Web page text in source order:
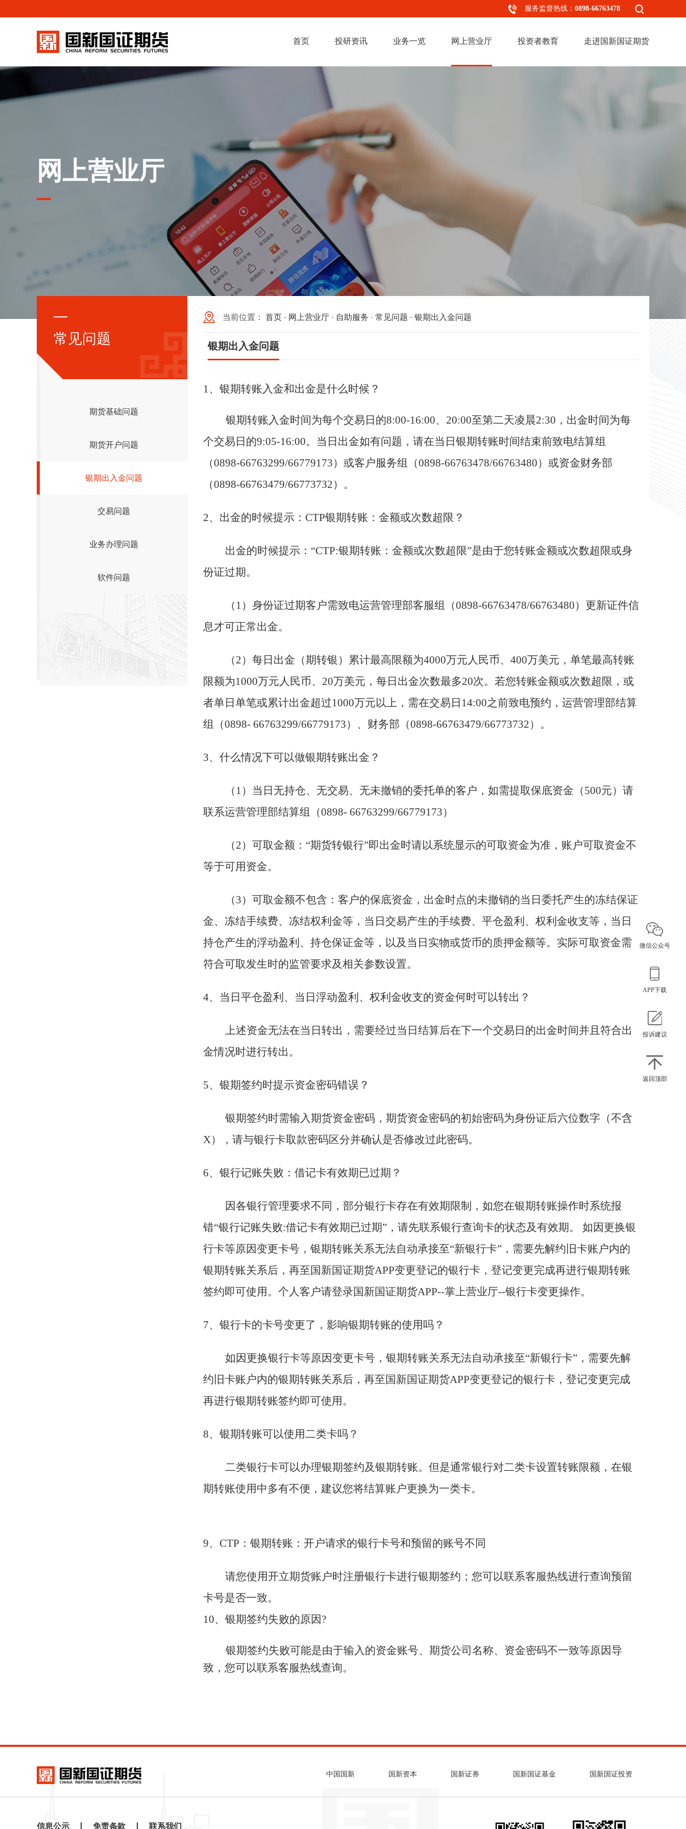
服务监督热线： 0898-66763478
首页 投研资讯 业务一览 网上营业厅 投资者教育 走进国新国证期货
网上营业厅
常见问题
期货基础问题
期货开户问题
银期出入金问题
交易问题
业务办理问题
软件问题
当前位置： 首页 · 网上营业厅 · 自助服务 · 常见问题 · 银期出入金问题
银期出入金问题
1、银期转账入金和出金是什么时候？
银期转账入金时间为每个交易日的8:00-16:00、20:00至第二天凌晨2:30，出金时间为每
个交易日的9:05-16:00。当日出金如有问题，请在当日银期转账时间结束前致电结算组
（0898-66763299/66779173）或客户服务组（0898-66763478/66763480）或资金财务部
（0898-66763479/66773732）。
2、出金的时候提示：CTP银期转账：金额或次数超限？
出金的时候提示：“CTP:银期转账：金额或次数超限”是由于您转账金额或次数超限或身
份证过期。
（1）身份证过期客户需致电运营管理部客服组（0898-66763478/66763480）更新证件信
息才可正常出金。
（2）每日出金（期转银）累计最高限额为4000万元人民币、400万美元，单笔最高转账
限额为1000万元人民币、20万美元，每日出金次数最多20次。若您转账金额或次数超限，或
者单日单笔或累计出金超过1000万元以上，需在交易日14:00之前致电预约，运营管理部结算
组（0898- 66763299/66779173）、财务部（0898-66763479/66773732）。
3、什么情况下可以做银期转账出金？
（1）当日无持仓、无交易、无未撤销的委托单的客户，如需提取保底资金（500元）请
联系运营管理部结算组（0898- 66763299/66779173）
（2）可取金额：“期货转银行”即出金时请以系统显示的可取资金为准，账户可取资金不
等于可用资金。
（3）可取金额不包含：客户的保底资金，出金时点的未撤销的当日委托产生的冻结保证
金、冻结手续费、冻结权利金等，当日交易产生的手续费、平仓盈利、权利金收支等，当日
持仓产生的浮动盈利、持仓保证金等，以及当日实物或货币的质押金额等。实际可取资金需
符合可取发生时的监管要求及相关参数设置。
4、当日平仓盈利、当日浮动盈利、权利金收支的资金何时可以转出？
上述资金无法在当日转出，需要经过当日结算后在下一个交易日的出金时间并且符合出
金情况时进行转出。
5、银期签约时提示资金密码错误？
银期签约时需输入期货资金密码，期货资金密码的初始密码为身份证后六位数字（不含
X），请与银行卡取款密码区分并确认是否修改过此密码。
6、银行记账失败：借记卡有效期已过期？
因各银行管理要求不同，部分银行卡存在有效期限制，如您在银期转账操作时系统报
错“银行记账失败:借记卡有效期已过期”，请先联系银行查询卡的状态及有效期。 如因更换银
行卡等原因变更卡号，银期转账关系无法自动承接至“新银行卡”，需要先解约旧卡账户内的
银期转账关系后，再至国新国证期货APP变更登记的银行卡，登记变更完成再进行银期转账
签约即可使用。个人客户请登录国新国证期货APP--掌上营业厅--银行卡变更操作。
7、银行卡的卡号变更了，影响银期转账的使用吗？
如因更换银行卡等原因变更卡号，银期转账关系无法自动承接至“新银行卡”，需要先解
约旧卡账户内的银期转账关系后，再至国新国证期货APP变更登记的银行卡，登记变更完成
再进行银期转账签约即可使用。
8、银期转账可以使用二类卡吗？
二类银行卡可以办理银期签约及银期转账。但是通常银行对二类卡设置转账限额，在银
期转账使用中多有不便，建议您将结算账户更换为一类卡。
9、CTP：银期转账：开户请求的银行卡号和预留的账号不同
请您使用开立期货账户时注册银行卡进行银期签约；您可以联系客服热线进行查询预留
卡号是否一致。
10、银期签约失败的原因?
银期签约失败可能是由于输入的资金账号、期货公司名称、资金密码不一致等原因导
致，您可以联系客服热线查询。
中国国新 国新资本 国新证券 国新国证基金 国新国证投资
信息公示 免责条款 联系我们
微信公众号
APP下载
投诉建议
返回顶部